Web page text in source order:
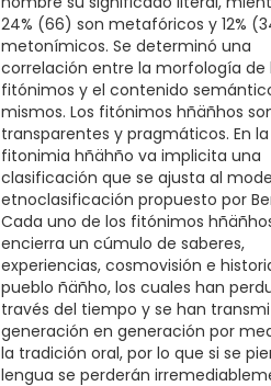
24% (66) son metafóricos y 12%
metonímicos. Se determinó una
correlación entre la morfología de
fitónimos y el contenido
mismos. Los fitónimos hñäñhos
transparentes y pragmáticos. En la
fitonimia hñähño va implicita una
clasificación que se ajusta al
etnoclasificación propuesto por
Cada uno de los fitónimos
encierra un cúmulo de saberes,
experiencias, cosmovisión e
pueblo ñäñho, los cuales han
través del tiempo y se han
generación en generación por
la tradición oral, por lo que si se
lengua se perderán